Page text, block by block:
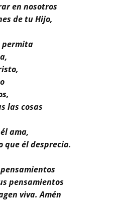
en nosotros
de tu Hijo,
permita
las cosas
ama,
que él desprecia.
pensamientos
viva. Amén